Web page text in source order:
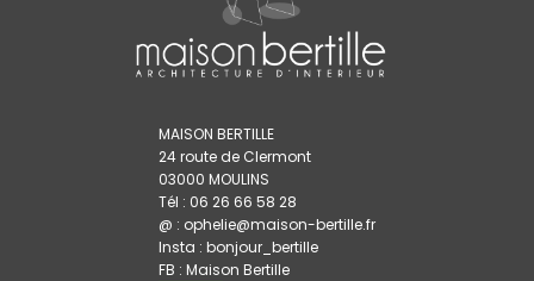
MAISON BERTILLE
24 route de Clermont
03000 MOULINS
Tél : 06 26 66 58 28
@ : ophelie@maison-bertille.fr
Insta : bonjour_bertille
FB : Maison Bertille